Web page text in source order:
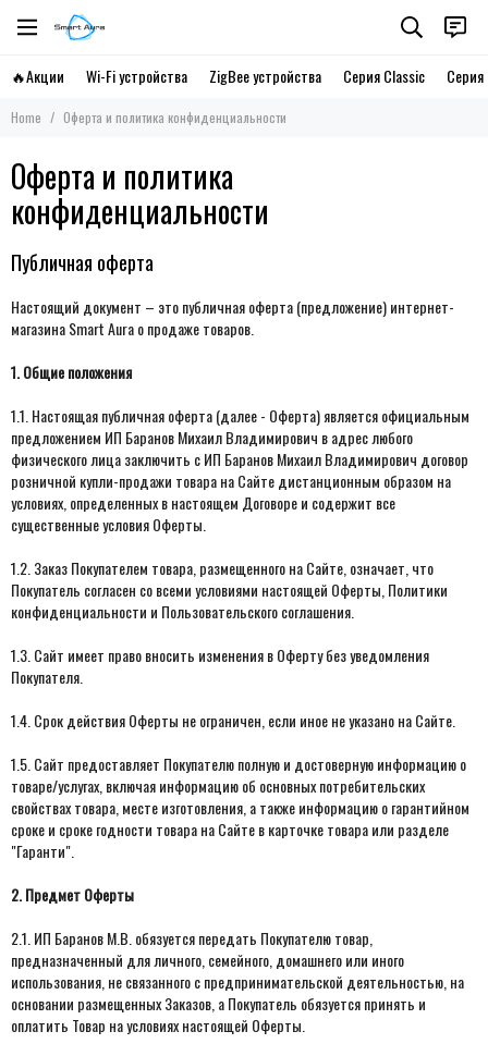
🔥Акции Wi-Fi устройства ZigBee устройства Серия Classic Серия
Home Оферта и политика конфиденциальности
Оферта и политика
конфиденциальности
Публичная оферта
Настоящий документ – это публичная оферта (предложение) интернет-
магазина Smart Aura о продаже товаров.
1. Общие положения
1.1. Настоящая публичная оферта (далее - Оферта) является официальным
предложением ИП Баранов Михаил Владимирович в адрес любого
физического лица заключить с ИП Баранов Михаил Владимирович договор
розничной купли-продажи товара на Сайте дистанционным образом на
условиях, определенных в настоящем Договоре и содержит все
существенные условия Оферты.
1.2. Заказ Покупателем товара, размещенного на Сайте, означает, что
Покупатель согласен со всеми условиями настоящей Оферты, Политики
конфиденциальности и Пользовательского соглашения.
1.3. Сайт имеет право вносить изменения в Оферту без уведомления
Покупателя.
1.4. Срок действия Оферты не ограничен, если иное не указано на Сайте.
1.5. Сайт предоставляет Покупателю полную и достоверную информацию о
товаре/услугах, включая информацию об основных потребительских
свойствах товара, месте изготовления, а также информацию о гарантийном
сроке и сроке годности товара на Сайте в карточке товара или разделе
"Гаранти".
2. Предмет Оферты
2.1. ИП Баранов М.В. обязуется передать Покупателю товар,
предназначенный для личного, семейного, домашнего или иного
использования, не связанного с предпринимательской деятельностью, на
основании размещенных Заказов, а Покупатель обязуется принять и
оплатить Товар на условиях настоящей Оферты.